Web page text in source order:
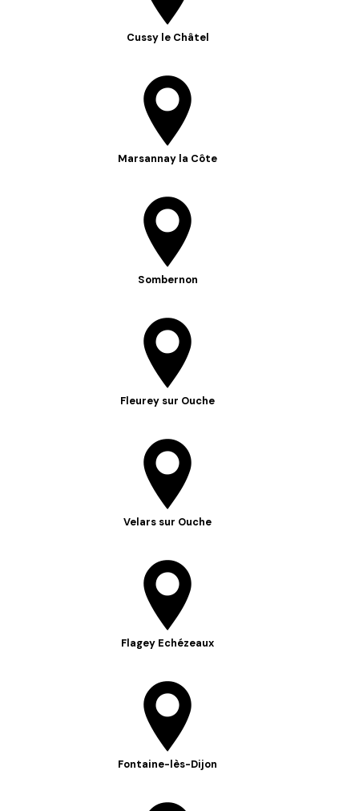
Cussy le Châtel
Marsannay la Côte
Sombernon
Fleurey sur Ouche
Velars sur Ouche
Flagey Echézeaux
Fontaine-lès-Dijon